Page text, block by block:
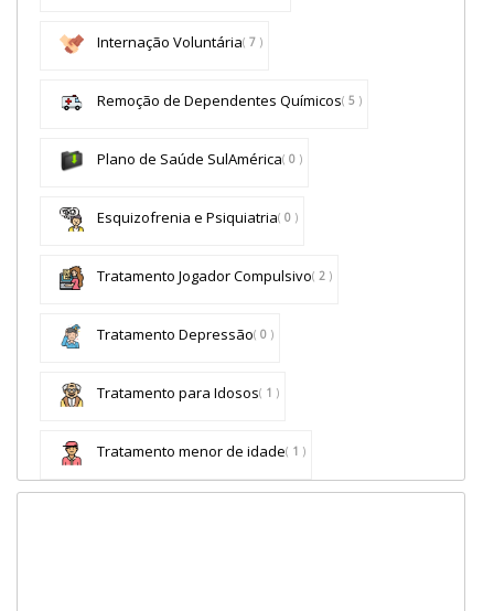
Internação Voluntária( 7 )
Remoção de Dependentes Químicos( 5 )
Plano de Saúde SulAmérica( 0 )
Esquizofrenia e Psiquiatria( 0 )
Tratamento Jogador Compulsivo( 2 )
Tratamento Depressão( 0 )
Tratamento para Idosos( 1 )
Tratamento menor de idade( 1 )